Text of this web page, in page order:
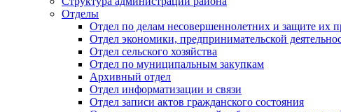
Отделы
Отдел по делам несовершеннолетних и защите их
Отдел экономики, предпринимательской
Отдел сельского хозяйства
Отдел по муниципальным закупкам
Архивный отдел
Отдел информатизации и связи
Отдел записи актов гражданского состояния